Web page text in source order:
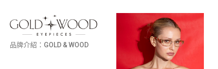
品牌介紹：GOLD & WOOD